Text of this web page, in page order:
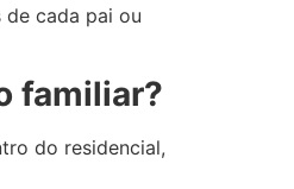
cada pai ou
familiar?
do residencial,